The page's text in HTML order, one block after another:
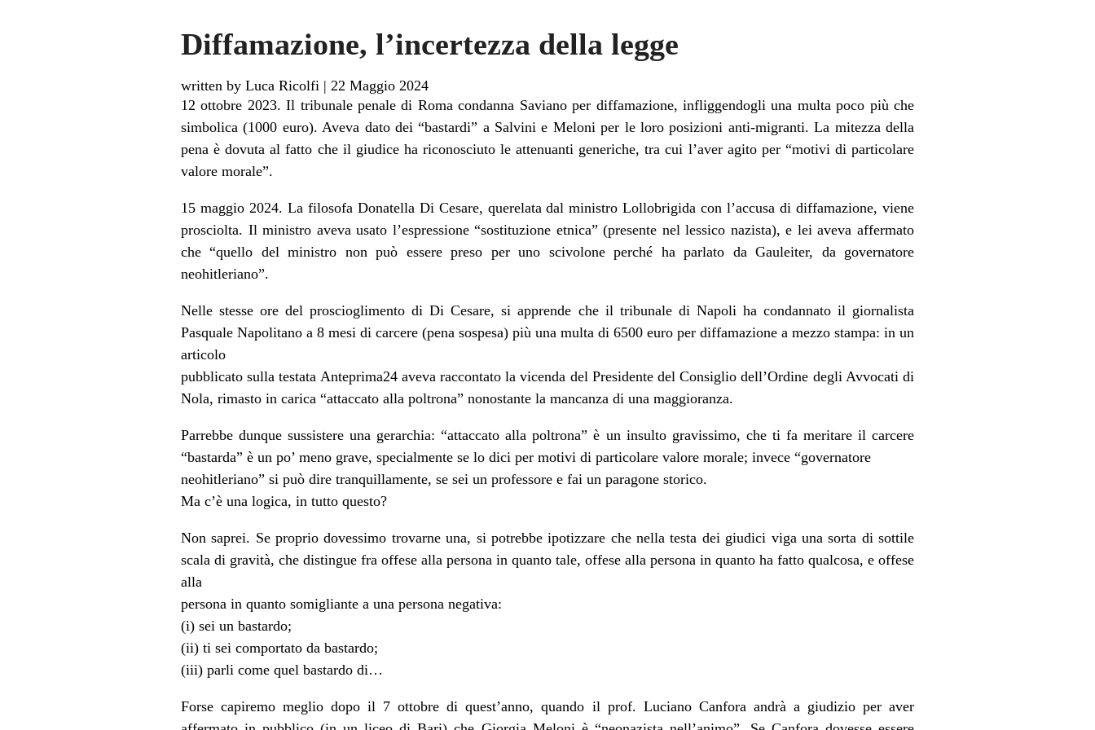
Diffamazione, l’incertezza della legge
written by Luca Ricolfi | 22 Maggio 2024
12 ottobre 2023. Il tribunale penale di Roma condanna Saviano per diffamazione, infliggendogli una multa poco più che
simbolica (1000 euro). Aveva dato dei “bastardi” a Salvini e Meloni per le loro posizioni anti-migranti. La mitezza della
pena è dovuta al fatto che il giudice ha riconosciuto le attenuanti generiche, tra cui l’aver agito per “motivi di particolare
valore morale”.
15 maggio 2024. La filosofa Donatella Di Cesare, querelata dal ministro Lollobrigida con l’accusa di diffamazione, viene
prosciolta. Il ministro aveva usato l’espressione “sostituzione etnica” (presente nel lessico nazista), e lei aveva affermato
che “quello del ministro non può essere preso per uno scivolone perché ha parlato da Gauleiter, da governatore
neohitleriano”.
Nelle stesse ore del proscioglimento di Di Cesare, si apprende che il tribunale di Napoli ha condannato il giornalista
Pasquale Napolitano a 8 mesi di carcere (pena sospesa) più una multa di 6500 euro per diffamazione a mezzo stampa: in un
articolo
pubblicato sulla testata Anteprima24 aveva raccontato la vicenda del Presidente del Consiglio dell’Ordine degli Avvocati di
Nola, rimasto in carica “attaccato alla poltrona” nonostante la mancanza di una maggioranza.
Parrebbe dunque sussistere una gerarchia: “attaccato alla poltrona” è un insulto gravissimo, che ti fa meritare il carcere
“bastarda” è un po’ meno grave, specialmente se lo dici per motivi di particolare valore morale; invece “governatore
neohitleriano” si può dire tranquillamente, se sei un professore e fai un paragone storico.
Ma c’è una logica, in tutto questo?
Non saprei. Se proprio dovessimo trovarne una, si potrebbe ipotizzare che nella testa dei giudici viga una sorta di sottile
scala di gravità, che distingue fra offese alla persona in quanto tale, offese alla persona in quanto ha fatto qualcosa, e offese
alla
persona in quanto somigliante a una persona negativa:
(i) sei un bastardo;
(ii) ti sei comportato da bastardo;
(iii) parli come quel bastardo di…
Forse capiremo meglio dopo il 7 ottobre di quest’anno, quando il prof. Luciano Canfora andrà a giudizio per aver